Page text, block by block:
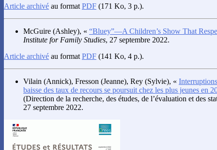
Article archivé au format PDF (171 Ko, 3 p.).
McGuire (Ashley), « “Bluey”—A Children’s Show That
Institute for Family Studies, 27 septembre 2022.
Article archivé au format PDF (141 Ko, 4 p.).
Vilain (Annick), Fresson (Jeanne), Rey (Sylvie), «
baisse des taux de recours se poursuit chez les plus jeunes en
(Direction de la recherche, des études, de l’évaluation et des
27 septembre 2022.